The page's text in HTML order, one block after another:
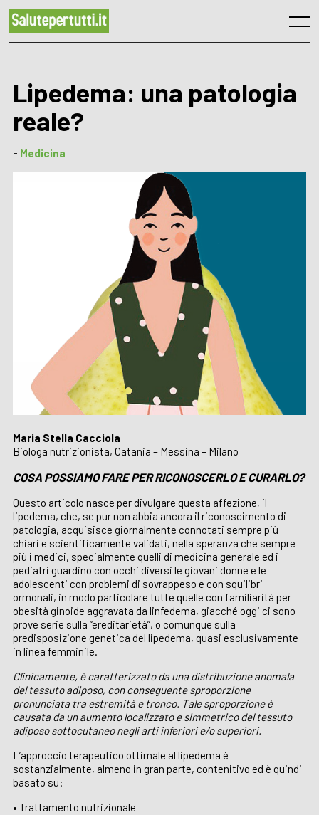
Skip
content
Menu
Lipedema: una patologia
reale?
- Medicina
Maria Stella Cacciola
Biologa nutrizionista, Catania – Messina – Milano
COSA POSSIAMO FARE PER RICONOSCERLO E CURARLO?
Questo articolo nasce per divulgare questa affezione, il
lipedema, che, se pur non abbia ancora il riconoscimento di
patologia, acquisisce giornalmente connotati sempre più
chiari e scientificamente validati, nella speranza che sempre
più i medici, specialmente quelli di medicina generale ed i
pediatri guardino con occhi diversi le giovani donne e le
adolescenti con problemi di sovrappeso e con squilibri
ormonali, in modo particolare tutte quelle con familiarità per
obesità ginoide aggravata da linfedema, giacché oggi ci sono
prove serie sulla “ereditarietà”, o comunque sulla
predisposizione genetica del lipedema, quasi esclusivamente
in linea femminile.
Clinicamente, è caratterizzato da una distribuzione anomala
del tessuto adiposo, con conseguente sproporzione
pronunciata tra estremità e tronco. Tale sproporzione è
causata da un aumento localizzato e simmetrico del tessuto
adiposo sottocutaneo negli arti inferiori e/o superiori.
L’approccio terapeutico ottimale al lipedema è
sostanzialmente, almeno in gran parte, contenitivo ed è quindi
basato su:
• Trattamento nutrizionale